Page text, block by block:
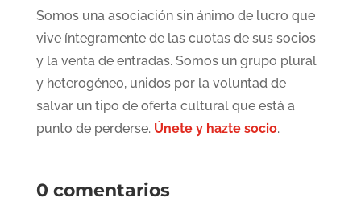
Somos una asociación sin ánimo de lucro que
vive íntegramente de las cuotas de sus socios
y la venta de entradas. Somos un grupo plural
y heterogéneo, unidos por la voluntad de
salvar un tipo de oferta cultural que está a
punto de perderse. Únete y hazte socio.
0 comentarios